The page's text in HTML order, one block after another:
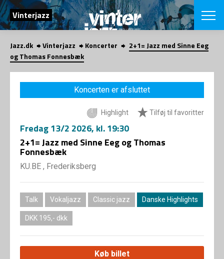
SØG
Vinterjazz
English
VÆLG
VINTERJAZZ
Temaer
LOCATIONS
Om
Kontakt
SHOP
Jazz.dk Vinterjazz Koncerter
2+1= Jazz med Sinne Eeg
og Thomas Fonnesbæk
Koncerten er afsluttet
Highlight Tilføj til favoritter
Fredag13/2 2026, kl. 19:30
2+1= Jazz med Sinne Eeg og Thomas
Fonnesbæk
KU.BE , Frederiksberg
Talk Vokaljazz Classic jazz Danske Highlights
DKK 195,- dkk
Køb billet